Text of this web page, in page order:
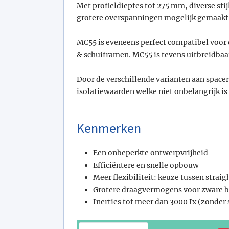
Met profieldieptes tot 275 mm, diverse
grotere overspanningen mogelijk
MC55 is eveneens perfect compatibel
& schuiframen. MC55 is tevens
Door de verschillende varianten aan
isolatiewaarden welke niet onbelangrijk is
Kenmerken
Een onbeperkte ontwerpvrijheid
Efficiëntere en snelle opbouw
Meer flexibiliteit: keuze tussen
Grotere draagvermogens voor zware
Inerties tot meer dan 3000 Ix (zonder